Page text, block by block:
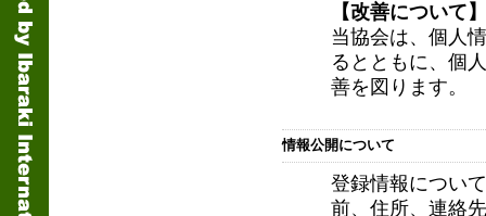
【改善について】
当協会は、個人
るとともに、個
善を図ります。
情報公開について
登録情報につい
前、住所、連絡